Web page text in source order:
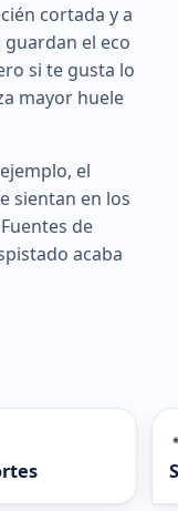
cortada y a
el eco
si te gusta lo
mayor huele
el
sientan en los
de
acaba